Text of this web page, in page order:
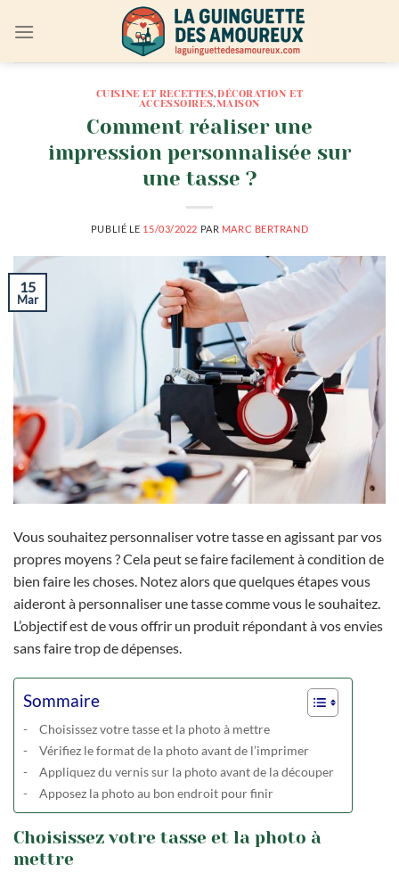
CUISINE ET RECETTES,DÉCORATION ET
ACCESSOIRES,MAISON
Comment réaliser une
impression personnalisée sur
une tasse ?
PUBLIÉ LE 15/03/2022 PAR MARC BERTRAND
15
Mar
Vous souhaitez personnaliser votre tasse en agissant par vos
propres moyens ? Cela peut se faire facilement à condition de
bien faire les choses. Notez alors que quelques étapes vous
aideront à personnaliser une tasse comme vous le souhaitez.
L’objectif est de vous offrir un produit répondant à vos envies
sans faire trop de dépenses.
Sommaire
Choisissez votre tasse et la photo à mettre
Vérifiez le format de la photo avant de l’imprimer
Appliquez du vernis sur la photo avant de la découper
Apposez la photo au bon endroit pour finir
Choisissez votre tasse et la photo à
mettre